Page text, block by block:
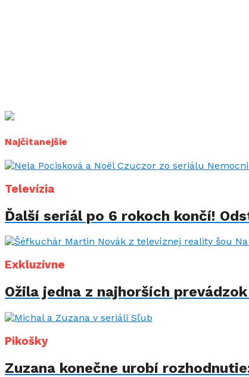
Najčítanejšie
Televízia
Ďalší seriál po 6 rokoch končí!
Exkluzívne
Ožila jedna z najhorších
Pikošky
Zuzana konečne urobí